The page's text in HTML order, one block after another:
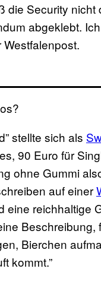
die Security
abgeklebt.
Westfalenpost.
stellte sich als
90 Euro für
ohne Gummi
auf einer
eine
Beschreibung,
Bierchen
kommt.”